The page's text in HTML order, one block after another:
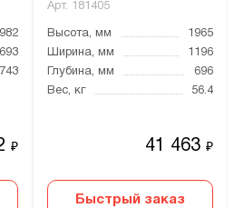
693
743
₽
Арт. 181405
Высота, мм
1965
Ширина, мм
1196
Глубина, мм
696
Вес, кг
56.4
41 463₽
Быстрый заказ
ящиков, шт.: